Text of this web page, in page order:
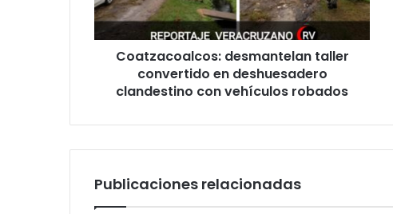
clandestino
con
vehículos
robadosCoatzacoalcos: desmantelan taller
convertido en deshuesadero
clandestino con vehículos robados
Publicaciones relacionadas